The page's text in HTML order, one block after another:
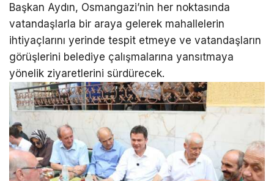
Başkan Aydın, Osmangazi’nin her noktasında
vatandaşlarla bir araya gelerek mahallelerin
ihtiyaçlarını yerinde tespit etmeye ve vatandaşların
görüşlerini belediye çalışmalarına yansıtmaya
yönelik ziyaretlerini sürdürecek.